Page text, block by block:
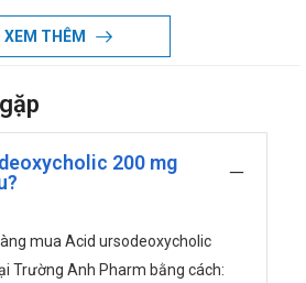
xuất hiện của sỏi cholesterol, sỏi sắc
trong túi mật và hệ thống đường
trực tiếp đến các bệnh lý nguy hiểm
túi mật, ung thư túi mật…
định của Acid
200 mg
XEM THÊM
200 mg
mua Acid ursodeoxycholic
Trường Anh Pharm bằng cách: